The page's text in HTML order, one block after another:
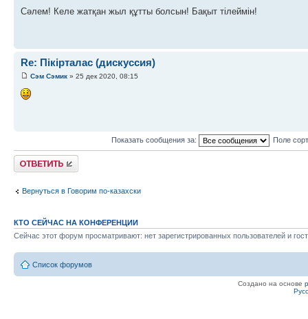
Сәлем! Келе жатқан жыл құтты болсын! Бақыт тілеймін!
Re: Пікірталас (дискуссия)
Сэм Сэмик » 25 дек 2020, 08:15
Показать сообщения за: Поле
Ответить
Вернуться в Говорим по-казахски
КТО СЕЙЧАС НА КОНФЕРЕНЦИИ
Сейчас этот форум просматривают: нет зарегистрированных пользователей и
Список форумов
Создано на основе